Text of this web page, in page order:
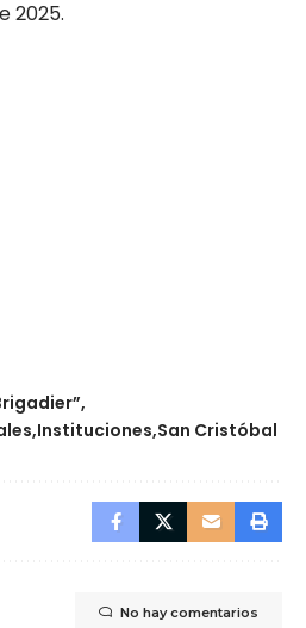
2025.
Instituciones San Cristóbal
No hay comentarios